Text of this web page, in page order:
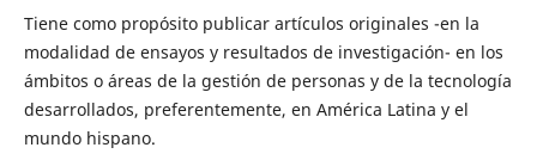
Tiene como propósito publicar artículos originales -en la
modalidad de ensayos y resultados de investigación- en los
ámbitos o áreas de la gestión de personas y de la tecnología
desarrollados, preferentemente, en América Latina y el
mundo hispano.